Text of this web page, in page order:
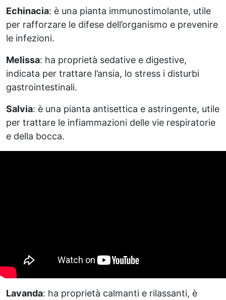
Echinacia: è una pianta immunostimolante, utile
per rafforzare le difese dell’organismo e prevenire
le infezioni.
Melissa: ha proprietà sedative e digestive,
indicata per trattare l’ansia, lo stress i disturbi
gastrointestinali.
Salvia: è una pianta antisettica e astringente, utile
per trattare le infiammazioni delle vie respiratorie
e della bocca.
Lavanda: ha proprietà calmanti e rilassanti, è